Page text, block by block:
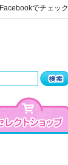
Facebookでチェック